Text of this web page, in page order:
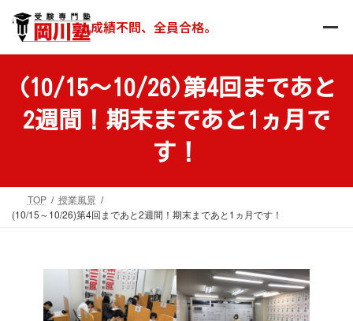
ン
ー
成績不問、全員合格。
(10/15～10/26)第4回まであと
2週間！期末まであと1ヵ月で
す！
TOP
授業風景
(10/15～10/26)第4回まであと2週間！期末まであと1ヵ月です！